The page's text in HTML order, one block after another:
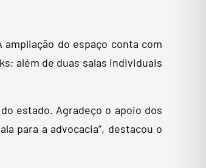
ampliação do espaço conta com
além de duas salas individuais
estado. Agradeço o apoio dos
para a advocacia”, destacou o